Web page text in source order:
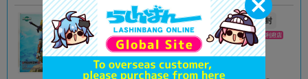
状態 :未開封
新座流通センター
状態 :未開封
イオンモール新利府店